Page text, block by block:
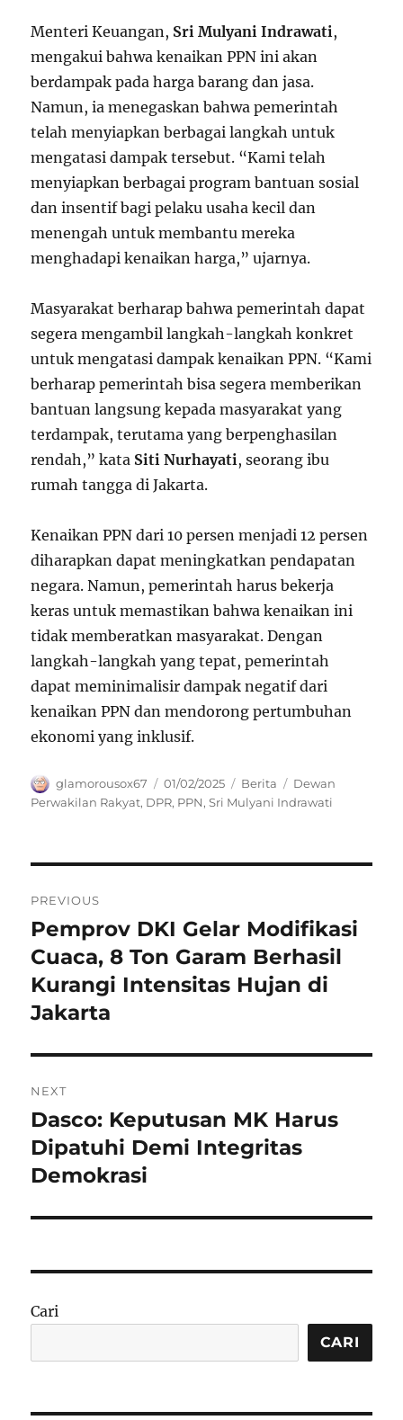
Menteri Keuangan, Sri Mulyani Indrawati ,
mengakui bahwa kenaikan PPN ini akan
berdampak pada harga barang dan jasa.
Namun, ia menegaskan bahwa pemerintah
telah menyiapkan berbagai langkah untuk
mengatasi dampak tersebut. “Kami telah
menyiapkan berbagai program bantuan sosial
dan insentif bagi pelaku usaha kecil dan
menengah untuk membantu mereka
menghadapi kenaikan harga,” ujarnya.
Masyarakat berharap bahwa pemerintah dapat
segera mengambil langkah-langkah konkret
untuk mengatasi dampak kenaikan PPN. “Kami
berharap pemerintah bisa segera memberikan
bantuan langsung kepada masyarakat yang
terdampak, terutama yang berpenghasilan
rendah,” kata Siti Nurhayati , seorang ibu
rumah tangga di Jakarta.
Kenaikan PPN dari 10 persen menjadi 12 persen
diharapkan dapat meningkatkan pendapatan
negara. Namun, pemerintah harus bekerja
keras untuk memastikan bahwa kenaikan ini
tidak memberatkan masyarakat. Dengan
langkah-langkah yang tepat, pemerintah
dapat meminimalisir dampak negatif dari
kenaikan PPN dan mendorong pertumbuhan
ekonomi yang inklusif.
Author
glamorousox67
Posted
on
01/02/2025 Categories
Berita Tags
Dewan
Perwakilan Rakyat, DPR, PPN,Sri Mulyani Indrawati
pos
PREVIOUS
Previous
post:
Pemprov DKI Gelar Modifikasi
Cuaca, 8 Ton Garam Berhasil
Kurangi Intensitas Hujan di
Jakarta
NEXT
Next
post:
Dasco: Keputusan MK Harus
Dipatuhi Demi Integritas
Demokrasi
Cari
CARI